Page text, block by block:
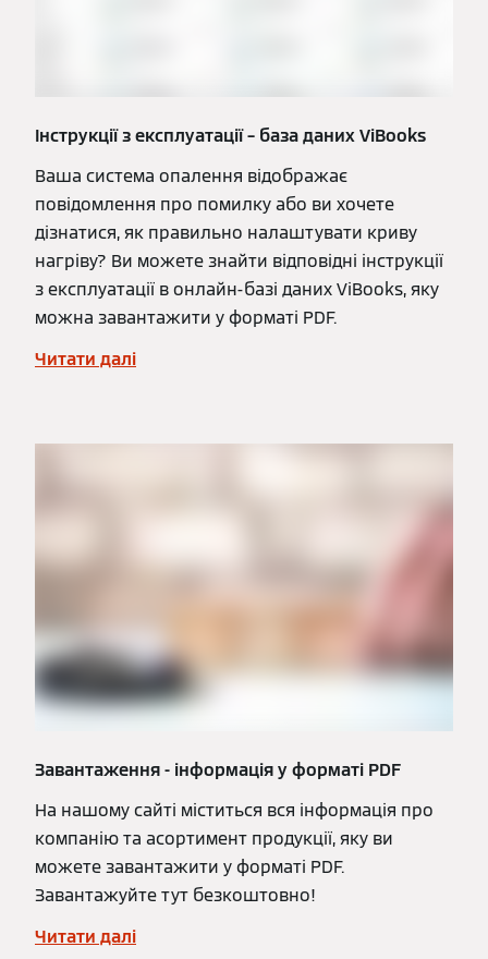
Інструкції з експлуатації – база даних ViBooks
Ваша система опалення відображає
повідомлення про помилку або ви хочете
дізнатися, як правильно налаштувати криву
нагріву? Ви можете знайти відповідні інструкції
з експлуатації в онлайн-базі даних ViBooks, яку
можна завантажити у форматі PDF.
Читати далі
Завантаження - інформація у форматі PDF
На нашому сайті міститься вся інформація про
компанію та асортимент продукції, яку ви
можете завантажити у форматі PDF.
Завантажуйте тут безкоштовно!
Читати далі